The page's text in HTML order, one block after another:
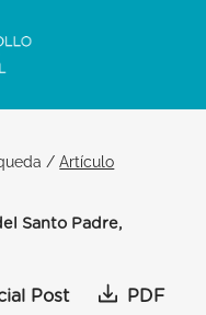
/Artículo
Santo Padre,
Post PDF